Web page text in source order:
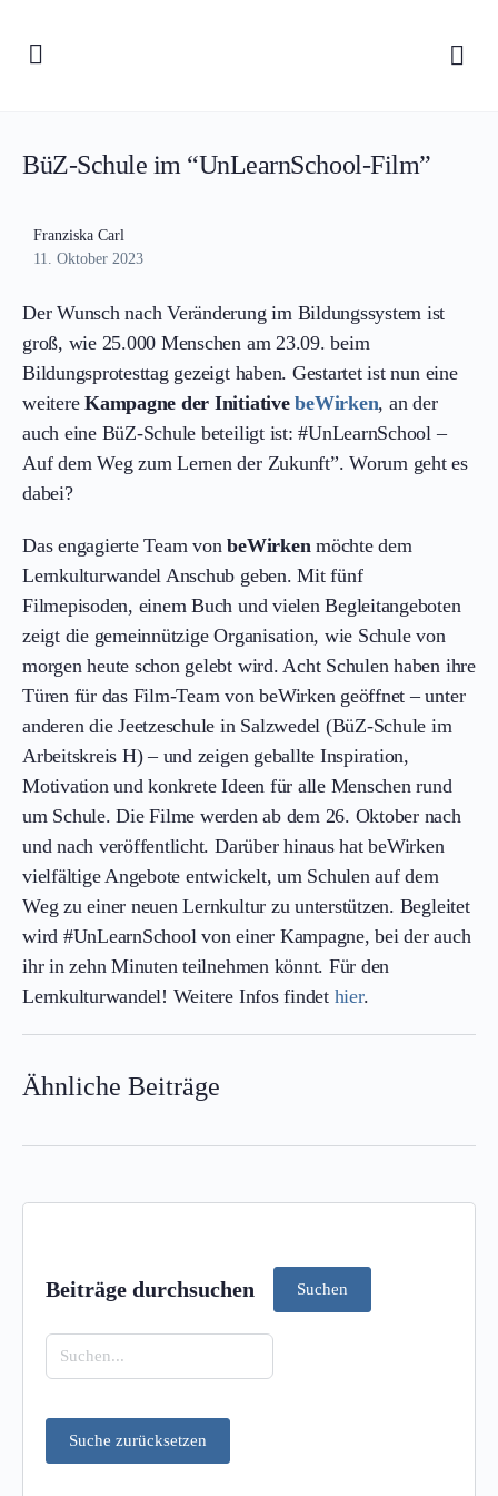
BüZ-Schule im “UnLearnSchool-Film”
Franziska Carl
11. Oktober 2023
Der Wunsch nach Veränderung im Bildungssystem ist
groß, wie 25.000 Menschen am 23.09. beim
Bildungsprotesttag gezeigt haben. Gestartet ist nun eine
weitereKampagne der Initiative beWirken, an der
auch eine BüZ-Schule beteiligt ist: #UnLearnSchool –
Auf dem Weg zum Lernen der Zukunft”. Worum geht es
dabei?
Das engagierte Team vonbeWirkenmöchte dem
Lernkulturwandel Anschub geben. Mit fünf
Filmepisoden, einem Buch und vielen Begleitangeboten
zeigt die gemeinnützige Organisation, wie Schule von
morgen heute schon gelebt wird. Acht Schulen haben ihre
Türen für das Film-Team von beWirken geöffnet – unter
anderen die Jeetzeschule in Salzwedel (BüZ-Schule im
Arbeitskreis H) – und zeigen geballte Inspiration,
Motivation und konkrete Ideen für alle Menschen rund
um Schule. Die Filme werden ab dem 26. Oktober nach
und nach veröffentlicht. Darüber hinaus hat beWirken
vielfältige Angebote entwickelt, um Schulen auf dem
Weg zu einer neuen Lernkultur zu unterstützen. Begleitet
wird #UnLearnSchool von einer Kampagne, bei der auch
ihr in zehn Minuten teilnehmen könnt. Für den
Lernkulturwandel! Weitere Infos findet hier.
Ähnliche Beiträge
Beiträge durchsuchen
Suchen